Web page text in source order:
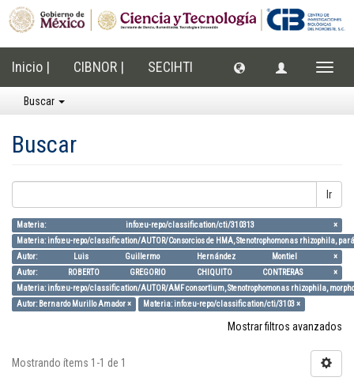
Inicio | CIBNOR | SECIHTI
Buscar
Buscar
Ir
Materia: info:eu-repo/classification/cti/310313 ×
Materia: info:eu-repo/classification/AUTOR/Consorcios de HMA, Stenotrophomonas rhizophila,
Autor: Luis Guillermo Hernández Montiel ×
Autor: ROBERTO GREGORIO CHIQUITO CONTRERAS ×
Materia: info:eu-repo/classification/AUTOR/AMF consortium, Stenotrophomonas rhizophila,
Autor: Bernardo Murillo Amador ×
Materia: info:eu-repo/classification/cti/3103 ×
Mostrar filtros avanzados
Mostrando ítems 1-1 de 1